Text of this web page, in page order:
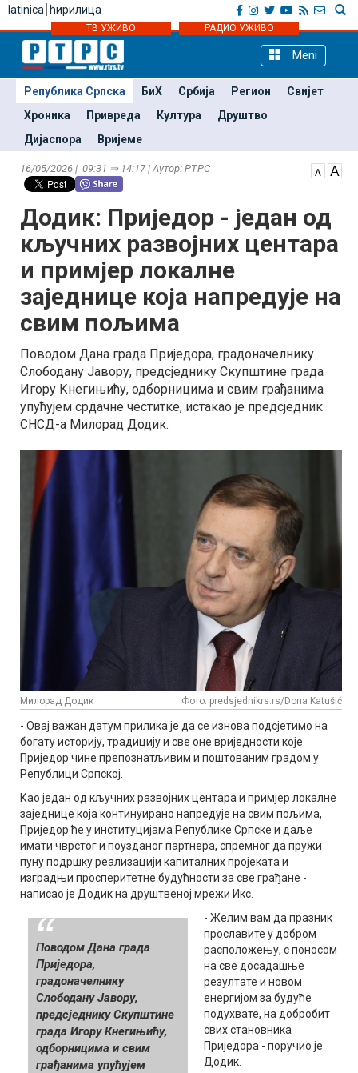
latinica ћирилица
ТВ УЖИВО РАДИО УЖИВО
Meni
Република Српска БиХ Србија Регион
Свијет
Хроника
Привреда Култура
Друштво
Дијаспора
Вријеме
16/05/2026 | 09:31 ⇒ 14:17 | Аутор: РТРС
Додик: Приједор - један од
кључних развојних центара
и примјер локалне
заједнице која напредује на
свим пољима
Поводом Дана града Приједорa, градоначелнику
Слободану Јавору, предсједнику Скупштине града
Игору Кнегињићу, одборницима и свим грађанима
упућујем срдачне честитке, истакао је предсједник
СНСД-а Милорад Додик.
Милорад Додик Фото: predsjednikrs.rs/Dona Katušić
- Овај важан датум прилика је да се изнова подсјетимо на
богату историју, традицију и све оне вриједности које
Приједор чине препознатљивим и поштованим градом у
Републици Српској.
Као један од кључних развојних центара и примјер локалне
заједнице која континуирано напредује на свим пољима,
Приједор ће у институцијама Републике Српске и даље
имати чврстог и поузданог партнера, спремног да пружи
пуну подршку реализацији капиталних пројеката и
изградњи просперитетне будућности за све грађане -
написао је Додик на друштвеној мрежи Икс.
Поводом Дана града
Приједорa,
градоначелнику
Слободану Јавору,
предсједнику Скупштине
града Игору Кнегињићу,
одборницима и свим
грађанима упућујем
- Желим вам да празник
прославите у добром
расположењу, с поносом
на све досадашње
резултате и новом
енергијом за будуће
подухвате, на добробит
свих становника
Приједора - поручио је
Додик.